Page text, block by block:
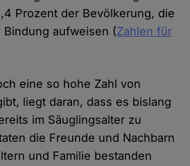
Prozent der Bevölkerung, die
aufweisen (Zahlen für
eine so hohe Zahl von
liegt daran, dass es bislang
im Säuglingsalter zu
die Freunde und Nachbarn
und Familie bestanden